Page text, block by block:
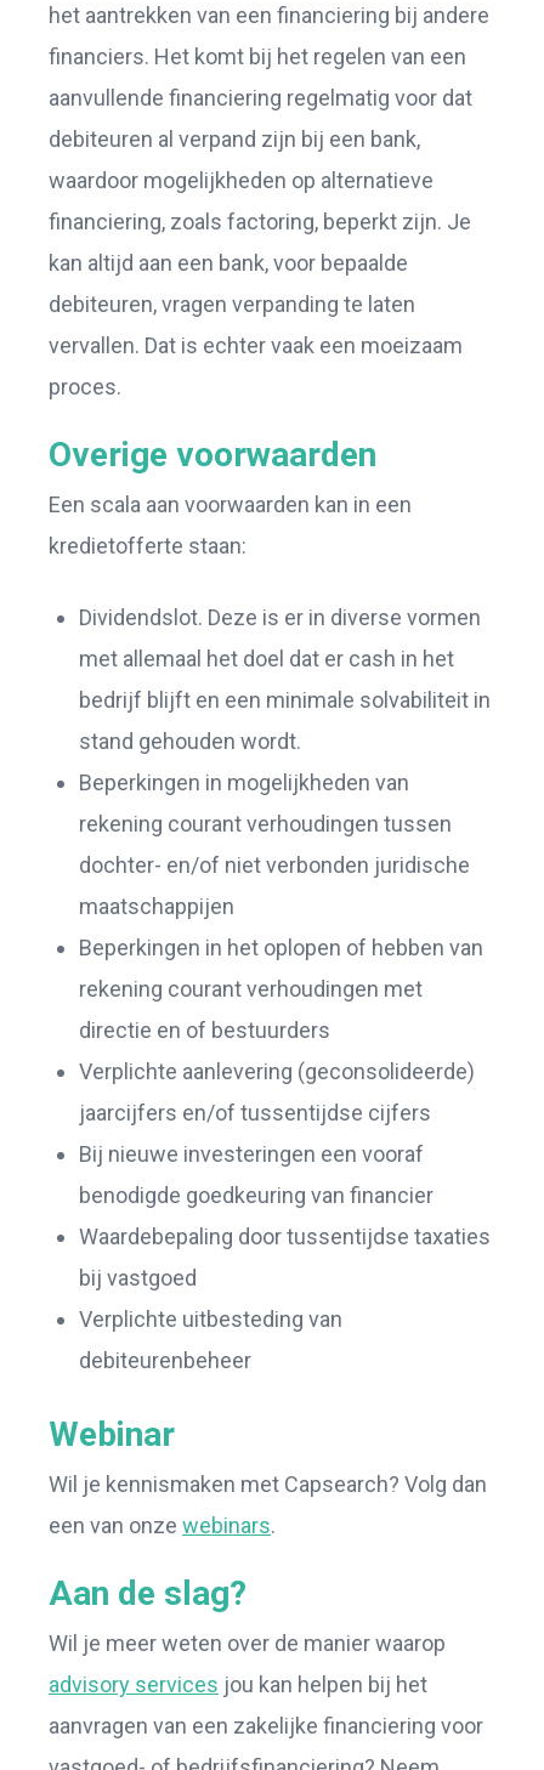
het aantrekken van een financiering bij andere
financiers. Het komt bij het regelen van een
aanvullende financiering regelmatig voor dat
debiteuren al verpand zijn bij een bank,
waardoor mogelijkheden op alternatieve
financiering, zoals factoring, beperkt zijn. Je
kan altijd aan een bank, voor bepaalde
debiteuren, vragen verpanding te laten
vervallen. Dat is echter vaak een moeizaam
proces.
Overige voorwaarden
Een scala aan voorwaarden kan in een
kredietofferte staan:
Dividendslot. Deze is er in diverse vormen
met allemaal het doel dat er cash in het
bedrijf blijft en een minimale solvabiliteit in
stand gehouden wordt.
Beperkingen in mogelijkheden van
rekening courant verhoudingen tussen
dochter- en/of niet verbonden juridische
maatschappijen
Beperkingen in het oplopen of hebben van
rekening courant verhoudingen met
directie en of bestuurders
Verplichte aanlevering (geconsolideerde)
jaarcijfers en/of tussentijdse cijfers
Bij nieuwe investeringen een vooraf
benodigde goedkeuring van financier
Waardebepaling door tussentijdse taxaties
bij vastgoed
Verplichte uitbesteding van
debiteurenbeheer
Webinar
Wil je kennismaken met Capsearch? Volg dan
een van onze webinars.
Aan de slag?
Wil je meer weten over de manier waarop
advisory services jou kan helpen bij het
aanvragen van een zakelijke financiering voor